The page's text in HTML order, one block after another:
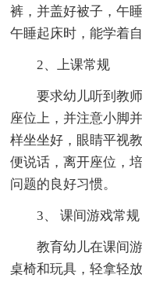
裤，并盖好被子，午
午睡起床时，能学着
2、上课常规
要求幼儿听到教
座位上，并注意小脚
样坐坐好，眼睛平视
便说话，离开座位，
问题的良好习惯。
3、 课间游戏常规
教育幼儿在课间
桌椅和玩具，轻拿轻